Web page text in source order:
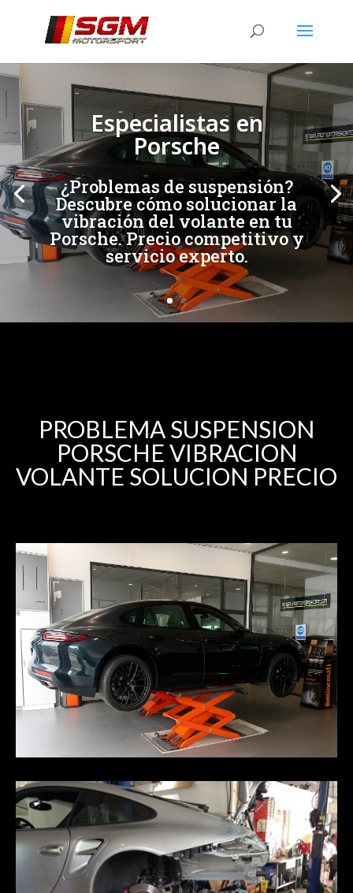
Especialistas en
Porsche
¿Problemas de suspensión?
Descubre cómo solucionar la
vibración del volante en tu
Porsche. Precio competitivo y
servicio experto.
[/et_pb_slide]
PROBLEMA SUSPENSION
PORSCHE VIBRACION
VOLANTE SOLUCION PRECIO